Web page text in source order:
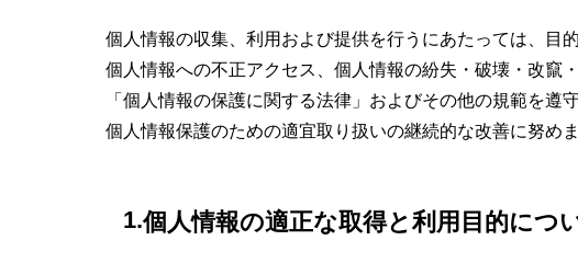
個人情報の収集、利用および提供を行うにあたっては、目
個人情報への不正アクセス、個人情報の紛失・破壊・改竄
「個人情報の保護に関する法律」およびその他の規範を遵守
個人情報保護のための適宜取り扱いの継続的な改善に努めま
個人情報の適正な取得と利用目的につ